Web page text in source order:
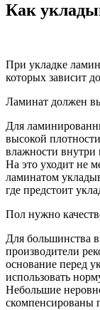
Как
При укладке
которых зависит
Ламинат должен
Для
высокой
влажности внутри
На это уходит не
ламинатом
где предстоит
Пол нужно
Для большинства
производители
основание перед
использовать
Небольшие
скомпенсированы